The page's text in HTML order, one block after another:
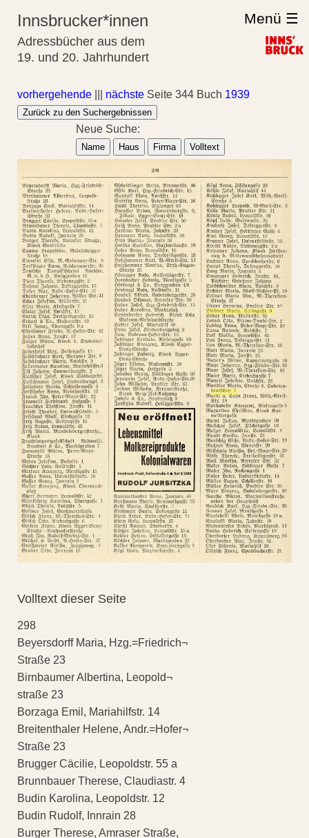
Innsbrucker*innen
Adressbücher aus dem
19. und 20. Jahrhundert
Menü ☰
vorhergehende nächste Seite 344 Buch 1939
Zurück zu den Suchergebnissen
Neue Suche:
Name Haus Firma Volltext
Volltext dieser Seite
298
Beyersdorff Maria, Hzg.=Friedrich¬
Straße 23
Birnbaumer Albertina, Leopold¬
straße 23
Borzaga Emil, Mariahilfstr. 14
Breitenthaler Helene, Andr.=Hofer¬
Straße 23
Brugger Cäcilie, Leopoldstr. 55 a
Brunnbauer Therese, Claudiastr. 4
Budin Karolina, Leopoldstr. 12
Budin Rudolf, Innrain 28
Burger Therese, Amraser Straße,